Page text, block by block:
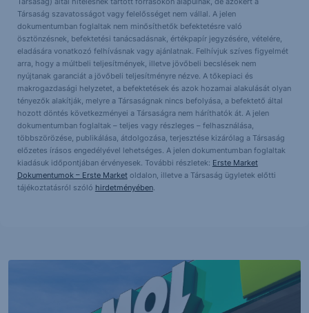
Társaság szavatosságot vagy felelősséget nem vállal. A jelen
dokumentumban foglaltak nem minősíthetők befektetésre való
ösztönzésnek, befektetési tanácsadásnak, értékpapír jegyzésére, vételére,
eladására vonatkozó felhívásnak vagy ajánlatnak. Felhívjuk szíves figyelmét
arra, hogy a múltbeli teljesítmények, illetve jövőbeli becslések nem
nyújtanak garanciát a jövőbeli teljesítményre nézve. A tőkepiaci és
makrogazdasági helyzetet, a befektetések és azok hozamai alakulását olyan
tényezők alakítják, melyre a Társaságnak nincs befolyása, a befektető által
hozott döntés következményei a Társaságra nem háríthatók át. A jelen
dokumentumban foglaltak – teljes vagy részleges – felhasználása,
többszörözése, publikálása, átdolgozása, terjesztése kizárólag a Társaság
előzetes írásos engedélyével lehetséges. A jelen dokumentumban foglaltak
kiadásuk időpontjában érvényesek. További részletek: Erste Market
Dokumentumok – Erste Marketoldalon, illetve a Társaság ügyletek előtti
tájékoztatásról szóló hirdetményében.